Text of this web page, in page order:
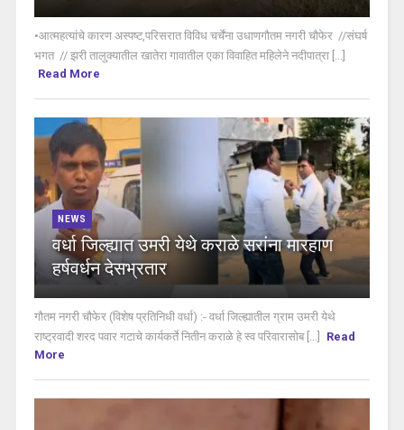
•आत्महत्यांचे कारण अस्पष्ट,परिसरात विविध चर्चेंना उधाणगौतम नगरी चौफेर //संघर्ष
भगत // झरी तालुक्यातील खातेरा गावातील एका विवाहित महिलेने नदीपात्रा [...]
Read More
NEWS
वर्धा जिल्ह्यात उमरी येथे कराळे सरांना मारहाण
हर्षवर्धन देसभ्रतार
गौतम नगरी चौफेर (विशेष प्रतिनिधी वर्धा) :- वर्धा जिल्ह्यातील ग्राम उमरी येथे
राष्ट्रवादी शरद पवार गटाचे कार्यकर्ते नितीन कराळे हे स्व परिवारासोब [...]
Read
More